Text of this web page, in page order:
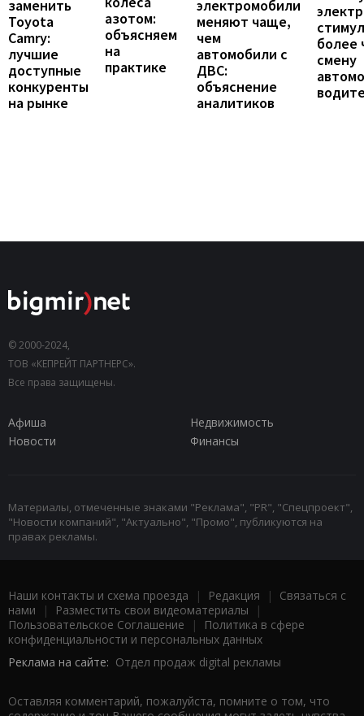
заменить
Toyota
Camry:
лучшие
доступные
конкуренты
на рынке
азотом:
объясняем
на
практике
электромобили
меняют чаще,
чем
автомобили с
ДВС:
объяснение
аналитиков
более
смену
© 2000-2024,
ТОВ «КЕПРЕЙТ ПАРТНЕРС».
Все права защищены.
Афиша
Недвижимость
Новости
Финансы
Материалы, отмеченные знаками "Реклама", "PR", "Спецпроект",
"Новости компаний", "Актуально", "Промо", публикуются на
правах рекламы.
Наши контакты и схема проезда | Редакция | Связаться с
нами | Разместить свои видеоматериалы |
Пользовательское Соглашение |
Политика в сфере
конфиденциальности и персональных данных
Реклама на сайте: Отдел продаж digital рекламы
Оставляя комментарий, пожалуйста, помните о том, что